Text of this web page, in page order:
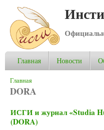
Главная Новости
Вы здесь
Главная
DORA
ИСГИ и журнал «Studia
(DORA)